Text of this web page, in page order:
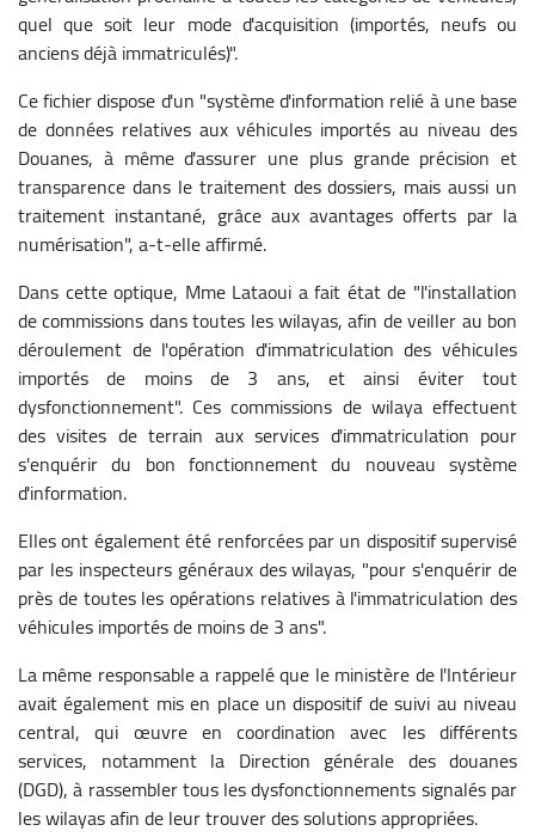
quel que soit leur mode d'acquisition (importés, neufs ou
anciens déjà immatriculés)".
Ce fichier dispose d'un "système d'information relié à une base
de données relatives aux véhicules importés au niveau des
Douanes, à même d'assurer une plus grande précision et
transparence dans le traitement des dossiers, mais aussi un
traitement instantané, grâce aux avantages offerts par la
numérisation", a-t-elle affirmé.
Dans cette optique, Mme Lataoui a fait état de "l'installation
de commissions dans toutes les wilayas, afin de veiller au bon
déroulement de l'opération d'immatriculation des véhicules
importés de moins de 3 ans, et ainsi éviter tout
dysfonctionnement". Ces commissions de wilaya effectuent
des visites de terrain aux services d'immatriculation pour
s'enquérir du bon fonctionnement du nouveau système
d'information.
Elles ont également été renforcées par un dispositif supervisé
par les inspecteurs généraux des wilayas, "pour s'enquérir de
près de toutes les opérations relatives à l'immatriculation des
véhicules importés de moins de 3 ans".
La même responsable a rappelé que le ministère de l'Intérieur
avait également mis en place un dispositif de suivi au niveau
central, qui œuvre en coordination avec les différents
services, notamment la Direction générale des douanes
(DGD), à rassembler tous les dysfonctionnements signalés par
les wilayas afin de leur trouver des solutions appropriées.